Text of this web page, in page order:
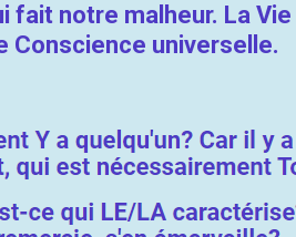
notre malheur. La
Conscience universelle.